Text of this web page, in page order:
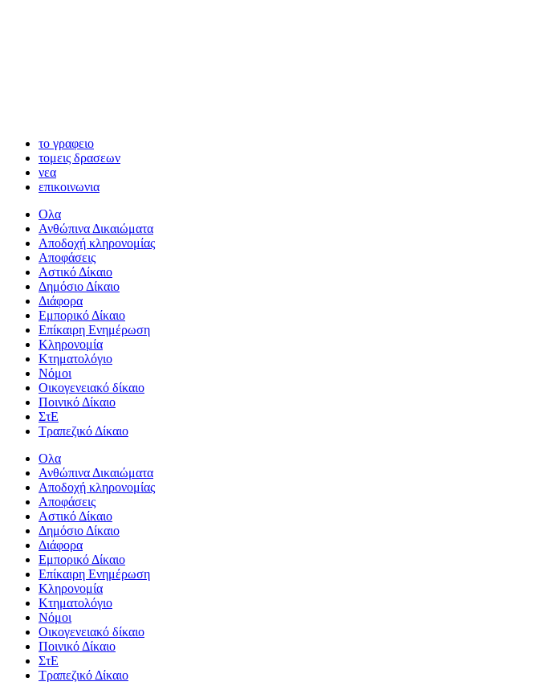
το γραφειο
τομεις δρασεων
νεα
επικοινωνια
Ολα
Ανθώπινα Δικαιώματα
Aποδοχή κληρονομίας
Αποφάσεις
Αστικό Δίκαιο
Δημόσιο Δίκαιο
Διάφορα
Εμπορικό Δίκαιο
Επίκαιρη Ενημέρωση
Kληρονομία
Κτηματολόγιο
Νόμοι
Οικογενειακό δίκαιο
Ποινικό Δίκαιο
ΣτΕ
Τραπεζικό Δίκαιο
Ολα
Ανθώπινα Δικαιώματα
Aποδοχή κληρονομίας
Αποφάσεις
Αστικό Δίκαιο
Δημόσιο Δίκαιο
Διάφορα
Εμπορικό Δίκαιο
Επίκαιρη Ενημέρωση
Kληρονομία
Κτηματολόγιο
Νόμοι
Οικογενειακό δίκαιο
Ποινικό Δίκαιο
ΣτΕ
Τραπεζικό Δίκαιο